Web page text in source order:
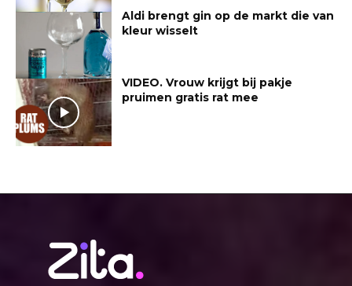
Aldi brengt gin op de markt die van
kleur wisselt
VIDEO. Vrouw krijgt bij pakje
pruimen gratis rat mee